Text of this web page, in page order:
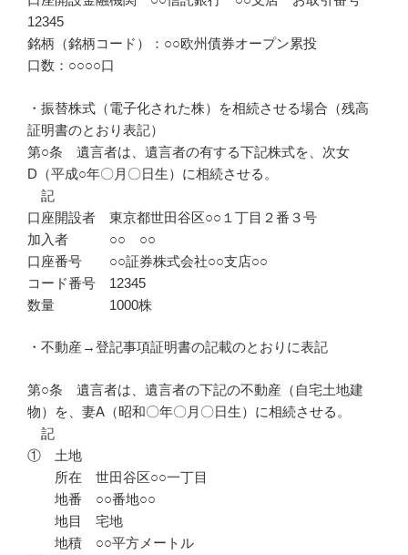
12345
銘柄（銘柄コード）：○○欧州債券オープン累投
口数：○○○○口
・振替株式（電子化された株）を相続させる場合（残高
証明書のとおり表記）
第○条 遺言者は、遺言者の有する下記株式を、次女
D（平成○年〇月〇日生）に相続させる。
記
口座開設者 東京都世田谷区○○１丁目２番３号
加入者 ○○ ○○
口座番号 ○○証券株式会社○○支店○○
コード番号 12345
数量 1000株
・不動産→登記事項証明書の記載のとおりに表記
第○条 遺言者は、遺言者の下記の不動産（自宅土地建
物）を、妻A（昭和〇年〇月〇日生）に相続させる。
記
① 土地
所在 世田谷区○○一丁目
地番 ○○番地○○
地目 宅地
地積 ○○平方メートル